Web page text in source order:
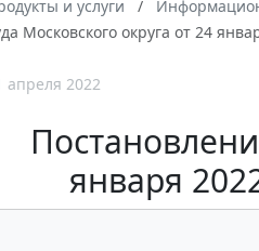
и услуги
Московского округа от 24
апреля 2022
января